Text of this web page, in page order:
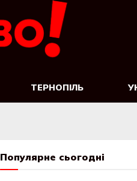
ТЕРНОПІЛЬ
Популярне сьогодні